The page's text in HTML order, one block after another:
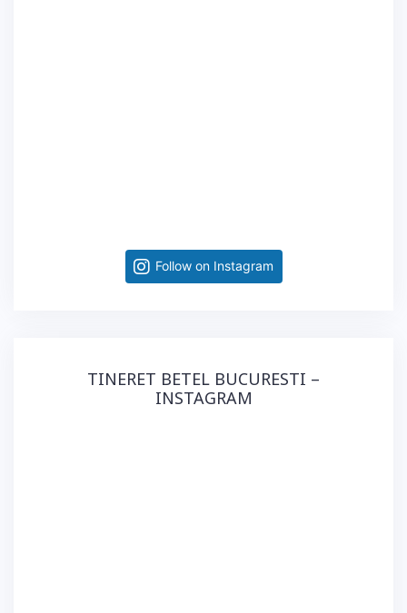
Follow on Instagram
TINERET BETEL BUCURESTI –
INSTAGRAM